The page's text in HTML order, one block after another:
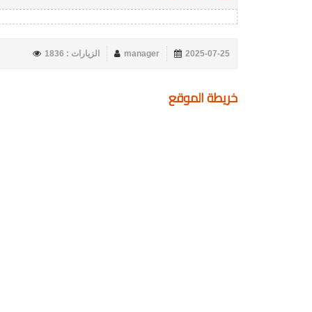
2025-07-25
manager الزيارات : 1836
خريطة الموقع